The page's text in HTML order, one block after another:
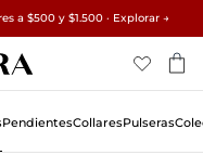
pedidos →
a $500 y $1.500 · Explorar →
gratuito
PendientesCollaresPulseras